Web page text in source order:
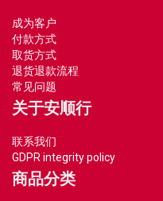
成为客户
付款方式
取货方式
退货退款流程
常见问题
关于安顺行
联系我们
GDPR integrity policy
商品分类